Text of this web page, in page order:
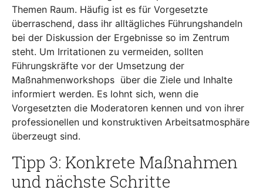
Themen Raum. Häufig ist es für Vorgesetzte
überraschend, dass ihr alltägliches Führungshandeln
bei der Diskussion der Ergebnisse so im Zentrum
steht. Um Irritationen zu vermeiden, sollten
Führungskräfte vor der Umsetzung der
Maßnahmenworkshops über die Ziele und Inhalte
informiert werden. Es lohnt sich, wenn die
Vorgesetzten die Moderatoren kennen und von ihrer
professionellen und konstruktiven Arbeitsatmosphäre
überzeugt sind.
Tipp 3: Konkrete Maßnahmen
und nächste Schritte